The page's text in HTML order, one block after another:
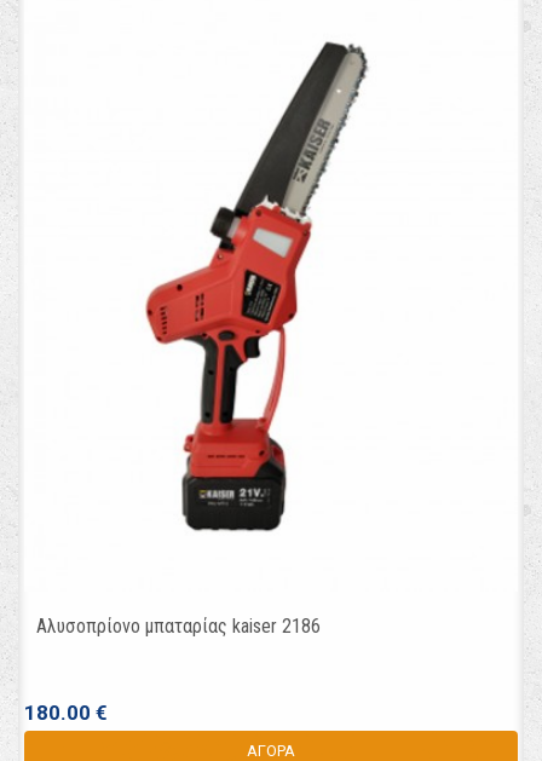
Αλυσοπρίονο μπαταρίας kaiser 2186
180.00 €
ΑΓΟΡΑ